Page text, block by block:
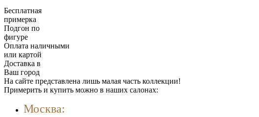
Бесплатная
примерка
Подгон по
фигуре
Оплата наличными
или картой
Доставка в
Ваш город
На сайте представлена лишь малая часть коллекции!
Примерить и купить можно в наших салонах:
Москва: